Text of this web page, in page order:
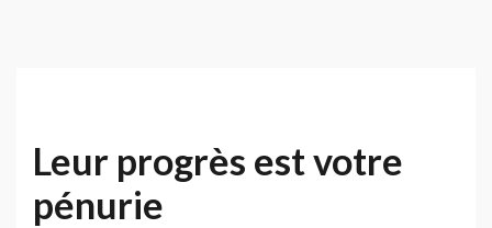
Leur progrès est votre
pénurie